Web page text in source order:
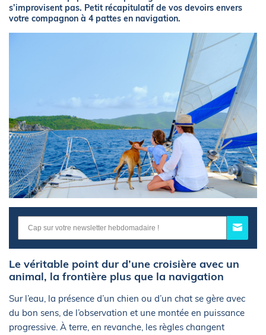
s’improvisent pas. Petit récapitulatif de vos devoirs envers
votre compagnon à 4 pattes en navigation.
Le véritable point dur d’une croisière avec un
animal, la frontière plus que la navigation
Sur l’eau, la présence d’un chien ou d’un chat se gère avec
du bon sens, de l’observation et une montée en puissance
progressive. À terre, en revanche, les règles changent